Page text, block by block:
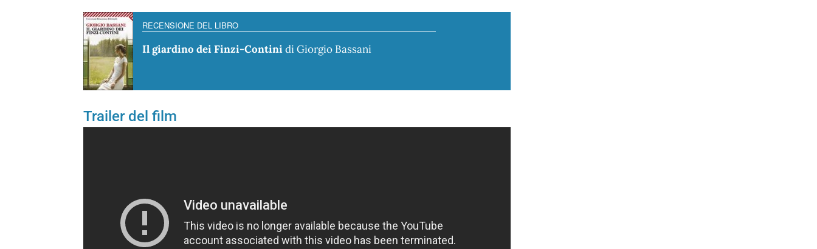
RECENSIONE DEL LIBRO
Il giardino dei Finzi-Continidi Giorgio Bassani
Trailer del film